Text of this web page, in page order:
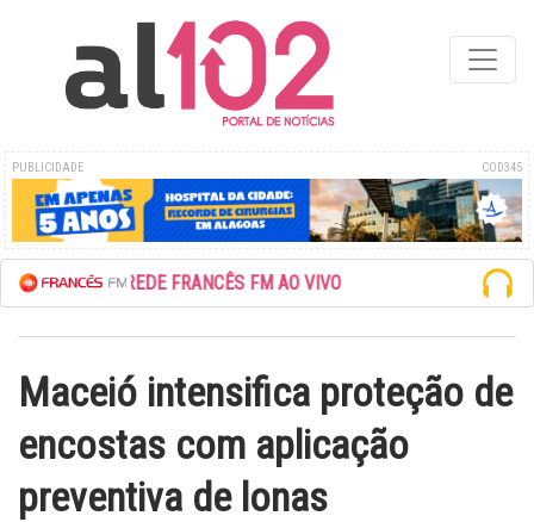
PUBLICIDADE COD345
ESCUTE A REDE FRANCÊS FM AO VIVO
Maceió intensifica proteção de
encostas com aplicação
preventiva de lonas